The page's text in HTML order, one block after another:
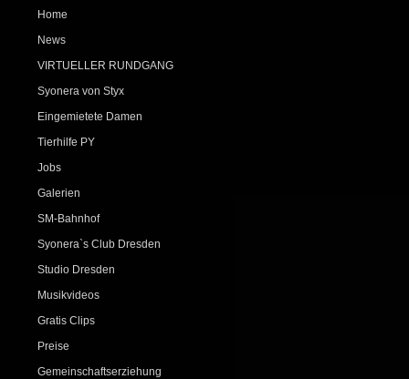
Home
News
VIRTUELLER RUNDGANG
Syonera von Styx
Eingemietete Damen
Tierhilfe PY
Jobs
Galerien
SM-Bahnhof
Syonera`s Club Dresden
Studio Dresden
Musikvideos
Gratis Clips
Preise
Gemeinschaftserziehung